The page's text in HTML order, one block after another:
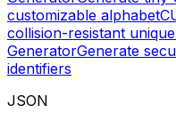
customizable alphabet
collision-resistant
GeneratorGenerate
identifiers
JSON